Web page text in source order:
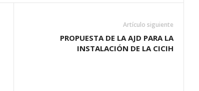
Artículo siguiente
PROPUESTA DE LA AJD PARA LA
INSTALACIÓN DE LA CICIH